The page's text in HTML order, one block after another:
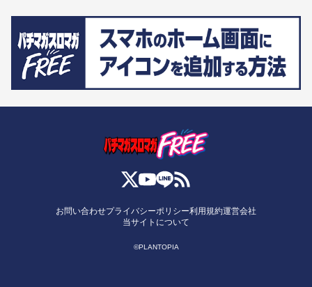
お問い合わせプライバシーポリシー利用規約運営会社
当サイトについて
©PLANTOPIA